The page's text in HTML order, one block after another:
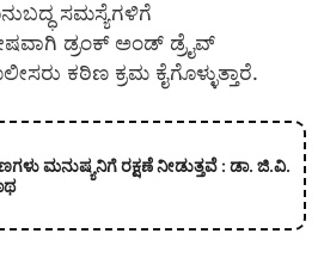
ಸಮಸ್ಯೆಗಳಿಗೆ
ಡ್ರಂಕ್ ಅಂಡ್ ಡ್ರೈವ್
ಕಠಿಣ ಕ್ರಮ ಕೈಗೊಳ್ಳುತ್ತಾರೆ.
ಮನುಷ್ಯನಿಗೆ ರಕ್ಷಣೆ ನೀಡುತ್ತವೆ : ಡಾ. ಜಿ.ವಿ.